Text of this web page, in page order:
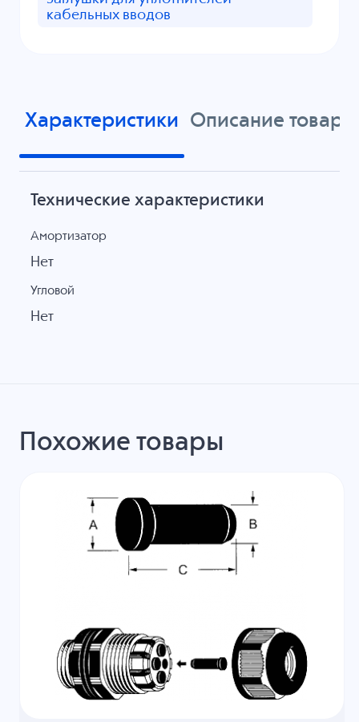
кабельных вводов
Характеристики Описание товара
Технические характеристики
Амортизатор
Нет
Угловой
Нет
Похожие товары